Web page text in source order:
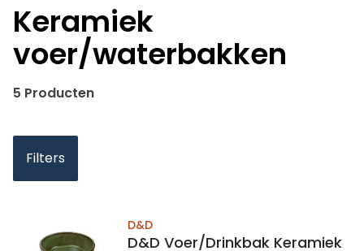
Keramiek
voer/waterbakken
5 Producten
Filters
D&D
D&D Voer/Drinkbak Keramiek